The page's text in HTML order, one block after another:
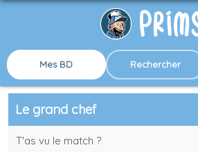
Mes BD Rechercher
Le grand chef
T'as vu le match ?